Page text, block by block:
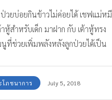
วยบ่อยกินข้าวไม่ค่อยได้ เชฟแม่หมี
หู้สำหรับเด็ก มาฝาก กับ เต้าหู้ทรง
นูที่ช่วยเพิ่มพลังหลังลูกป่วยได้เป็น
โภชนาการ July 5, 2018